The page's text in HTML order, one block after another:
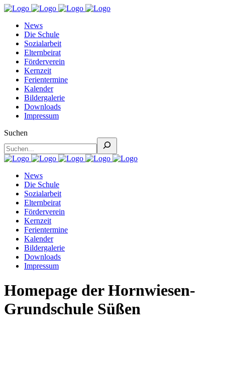
News
Die Schule
Sozialarbeit
Elternbeirat
Förderverein
Kernzeit
Ferientermine
Kalender
Bildergalerie
Downloads
Impressum
Suchen
News
Die Schule
Sozialarbeit
Elternbeirat
Förderverein
Kernzeit
Ferientermine
Kalender
Bildergalerie
Downloads
Impressum
Homepage der Hornwiesen-
Grundschule Süßen